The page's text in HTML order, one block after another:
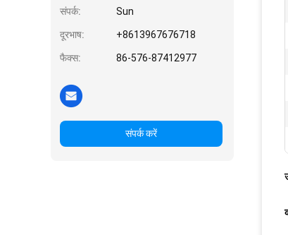
संपर्क: Sun
दूरभाष: +8613967676718
फैक्स: 86-576-87412977
संपर्क करें